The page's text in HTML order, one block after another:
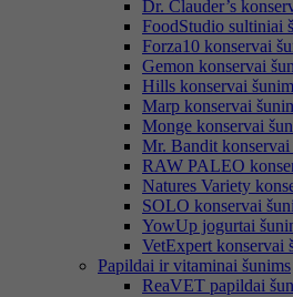
Dr. Clauder’s
FoodStudio sultiniai
Forza10 konservai
Gemon konservai
Hills konservai
Marp konservai
Monge konservai
Mr. Bandit konservai
RAW PALEO
Natures Variety
SOLO konservai
YowUp jogurtai
VetExpert konservai
Papildai ir vitaminai šunims
ReaVET papildai